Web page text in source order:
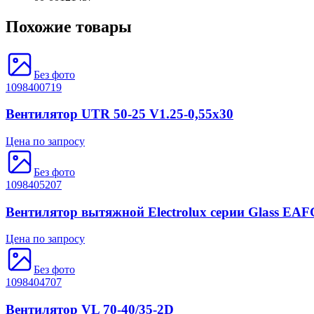
Похожие товары
Без фото
1098400719
Вентилятор UTR 50-25 V1.25-0,55х30
Цена по запросу
Без фото
1098405207
Вентилятор вытяжной Electrolux серии Glass
Цена по запросу
Без фото
1098404707
Вентилятор VL 70-40/35-2D